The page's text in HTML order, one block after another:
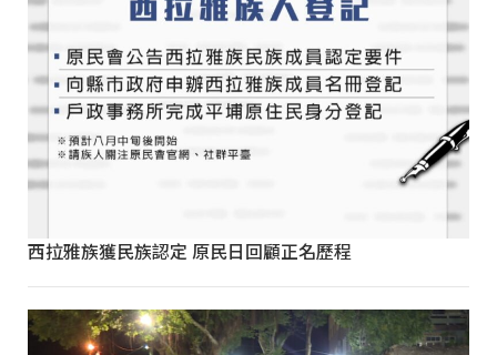
西拉雅族獲民族認定 原民日回顧正名歷程